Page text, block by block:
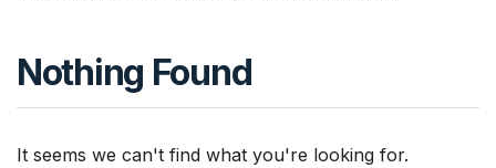
Nothing Found
It seems we can't find what you're looking for.